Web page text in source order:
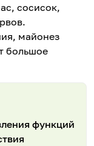
сосисок,
майонез
большое
функций